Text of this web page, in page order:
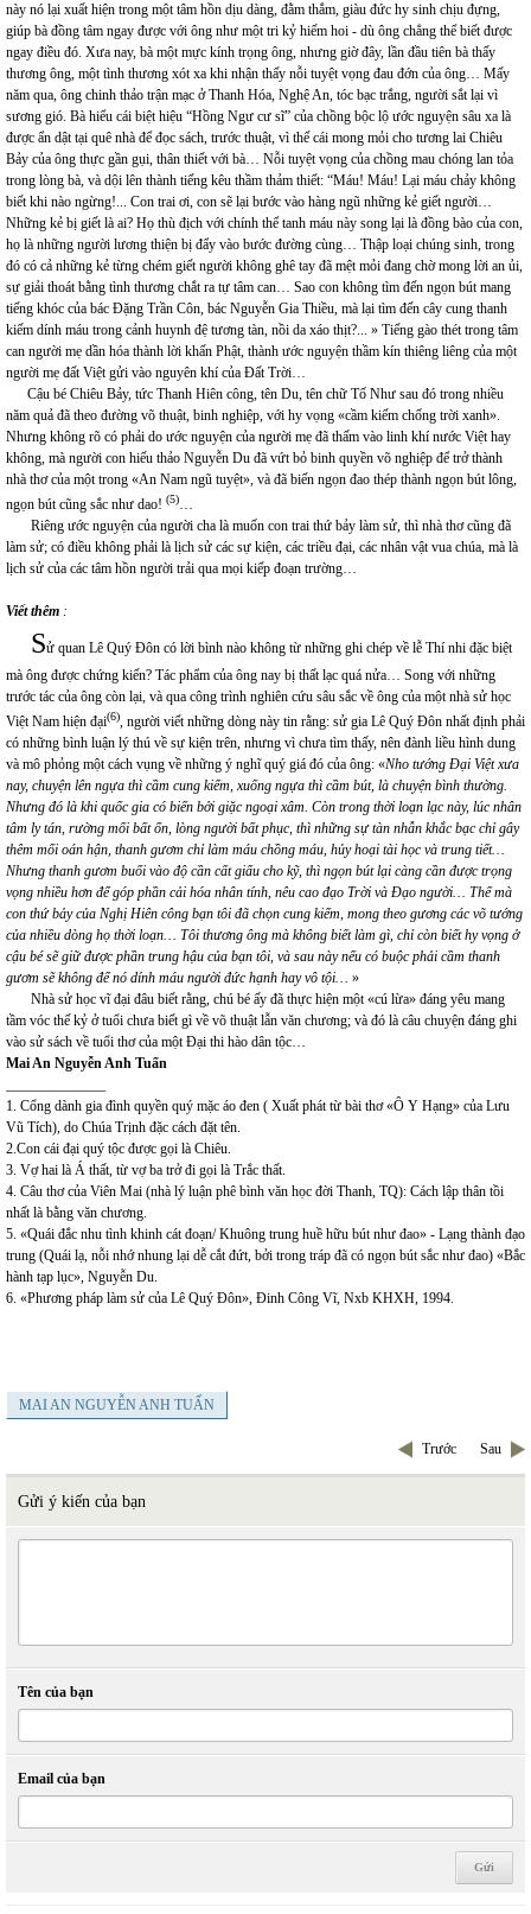
này nó lại xuất hiện trong một tâm hồn dịu dàng, đằm thắm, giàu đức hy sinh chịu đựng,
giúp bà đồng tâm ngay được với ông như một tri kỷ hiếm hoi - dù ông chẳng thể biết được
ngay điều đó. Xưa nay, bà một mực kính trọng ông, nhưng giờ đây, lần đầu tiên bà thấy
thương ông, một tình thương xót xa khi nhận thấy nỗi tuyệt vọng đau đớn của ông… Mấy
năm qua, ông chinh thảo trận mạc ở Thanh Hóa, Nghệ An, tóc bạc trắng, người sắt lại vì
sương gió. Bà hiểu cái biệt hiệu “Hồng Ngư cư sĩ” của chồng bộc lộ ước nguyện sâu xa là
được ẩn dật tại quê nhà để đọc sách, trước thuật, vì thế cái mong mỏi cho tương lai Chiêu
Bảy của ông thực gần gụi, thân thiết với bà… Nỗi tuyệt vọng của chồng mau chóng lan tỏa
trong lòng bà, và dội lên thành tiếng kêu thầm thảm thiết: “Máu! Máu! Lại máu chảy không
biết khi nào ngừng!... Con trai ơi, con sẽ lại bước vào hàng ngũ những kẻ giết người…
Những kẻ bị giết là ai? Họ thù địch với chính thể tanh máu này song lại là đồng bào của con,
họ là những người lương thiện bị đẩy vào bước đường cùng… Thập loại chúng sinh, trong
đó có cả những kẻ từng chém giết người không ghê tay đã mệt mỏi đang chờ mong lời an ủi,
sự giải thoát bằng tình thương chắt ra tự tâm can… Sao con không tìm đến ngọn bút mang
tiếng khóc của bác Đặng Trần Côn, bác Nguyễn Gia Thiều, mà lại tìm đến cây cung thanh
kiếm dính máu trong cảnh huynh đệ tương tàn, nồi da xáo thịt?... » Tiếng gào thét trong tâm
can người mẹ dần hóa thành lời khấn Phật, thành ước nguyện thầm kín thiêng liêng của một
người mẹ đất Việt gửi vào nguyên khí của Đất Trời…
Cậu bé Chiêu Bảy, tức Thanh Hiên công, tên Du, tên chữ Tố Như sau đó trong nhiều
năm quả đã theo đường võ thuật, binh nghiệp, với hy vọng «cầm kiếm chống trời xanh».
Nhưng không rõ có phải do ước nguyện của người mẹ đã thấm vào linh khí nước Việt hay
không, mà người con hiếu thảo Nguyễn Du đã vứt bỏ binh quyền võ nghiệp để trở thành
nhà thơ của một trong «An Nam ngũ tuyệt», và đã biến ngọn đao thép thành ngọn bút lông,
ngọn bút cũng sắc như dao! (5)…
Riêng ước nguyện của người cha là muốn con trai thứ bảy làm sử, thì nhà thơ cũng đã
làm sử; có điều không phải là lịch sử các sự kiện, các triều đại, các nhân vật vua chúa, mà là
lịch sử của các tâm hồn người trải qua mọi kiếp đoạn trường…
Viết thêm :
Sử quan Lê Quý Đôn có lời bình nào không từ những ghi chép về lễ Thí nhi đặc biệt
mà ông được chứng kiến? Tác phẩm của ông nay bị thất lạc quá nửa… Song với những
trước tác của ông còn lại, và qua công trình nghiên cứu sâu sắc về ông của một nhà sử học
Việt Nam hiện đại(6), người viết những dòng này tin rằng: sử gia Lê Quý Đôn nhất định phải
có những bình luận lý thú về sự kiện trên, nhưng vì chưa tìm thấy, nên đành liều hình dung
và mô phỏng một cách vụng về những ý nghĩ quý giá đó của ông: «Nho tướng Đại Việt xưa
nay, chuyện lên ngựa thì cầm cung kiếm, xuống ngựa thì cầm bút, là chuyện bình thường.
Nhưng đó là khi quốc gia có biến bởi giặc ngoại xâm. Còn trong thời loạn lạc này, lúc nhân
tâm ly tán, rường mối bất ổn, lòng người bất phục, thì những sự tàn nhẫn khắc bạc chỉ gây
thêm mối oán hận, thanh gươm chỉ làm máu chồng máu, hủy hoại tài học và trung tiết…
Nhưng thanh gươm buổi vào độ cần cất giấu cho kỹ, thì ngọn bút lại càng cần được trọng
vọng nhiều hơn để góp phần cải hóa nhân tính, nêu cao đạo Trời và Đạo người… Thế mà
con thứ bảy của Nghị Hiên công bạn tôi đã chọn cung kiếm, mong theo gương các võ tướng
của nhiều dòng họ thời loạn… Tôi thương ông mà không biết làm gì, chỉ còn biết hy vọng ở
cậu bé sẽ giữ được phần trung hậu của bạn tôi, và sau này nếu có buộc phải cầm thanh
gươm sẽ không để nó dính máu người đức hạnh hay vô tội… »
Nhà sử học vĩ đại đâu biết rằng, chú bé ấy đã thực hiện một «cú lừa» đáng yêu mang
tầm vóc thế kỷ ở tuổi chưa biết gì về võ thuật lẫn văn chương; và đó là câu chuyện đáng ghi
vào sử sách về tuổi thơ của một Đại thi hào dân tộc…
Mai An Nguyễn Anh Tuấn
1. Cổng dành gia đình quyền quý mặc áo đen ( Xuất phát từ bài thơ «Ô Y Hạng» của Lưu
Vũ Tích), do Chúa Trịnh đặc cách đặt tên.
2.Con cái đại quý tộc được gọi là Chiêu.
3. Vợ hai là Á thất, từ vợ ba trở đi gọi là Trắc thất.
4. Câu thơ của Viên Mai (nhà lý luận phê bình văn học đời Thanh, TQ): Cách lập thân tồi
nhất là bằng văn chương.
5. «Quái đắc nhu tình khinh cát đoạn/ Khuông trung huề hữu bút như đao» - Lạng thành đạo
trung (Quái lạ, nỗi nhớ nhung lại dễ cắt đứt, bởi trong tráp đã có ngọn bút sắc như đao) «Bắc
hành tạp lục», Nguyễn Du.
6. «Phương pháp làm sử của Lê Quý Đôn», Đinh Công Vĩ, Nxb KHXH, 1994.
MAI AN NGUYỄN ANH TUẤN
Trước Sau
Gửi ý kiến của bạn
Tên của bạn
Email của bạn